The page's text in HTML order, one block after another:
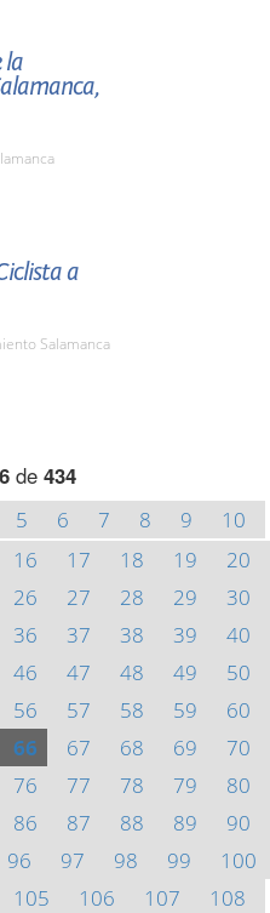
la
a
Salamanca
de 434
5 6 7 8 9
10
16 17 18 19
20
26 27 28 29
30
36 37 38 39
40
46 47 48 49
50
56 57 58 59
60
66 67 68 69
70
76 77 78 79
80
86 87 88 89
90
96 97 98 99
100
105 106 107
108